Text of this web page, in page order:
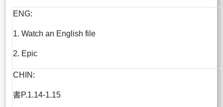
ENG:
1. Watch an English file
2. Epic
CHIN:
書P.1.14-1.15